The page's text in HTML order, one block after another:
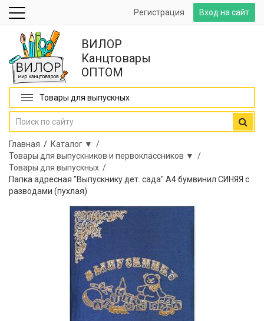
Вход на сайт
Регистрация
ВИЛОР
Канцтовары
ОПТОМ
Товары для выпускных
Главная / Каталог ▼ /
Товары для выпускников и первоклассников ▼ /
Товары для выпускных /
Папка адресная "Выпускнику дет. сада" А4 бумвинил СИНЯЯ с
разводами (пухлая)